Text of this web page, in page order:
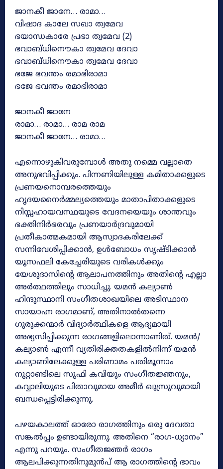
ജാനകീ ജാനേ… രാമാ…
വിഷാദ കാലേ സഖാ ത്വമേവ
ഭയാന്ധകാരേ പ്രഭാ ത്വമേവ (2)
ഭവാബ്ധിനൌകാ ത്വമേവ ദേവാ
ഭവാബ്ധിനൌകാ ത്വമേവ ദേവാ
ഭജേ ഭവന്തം രമാഭിരാമാ
ഭജേ ഭവന്തം രമാഭിരാമാ
ജാനകീ ജാനേ
രാമാ… രാമാ… രാമ രാമ
ജാനകീ ജാനേ… രാമാ…
എന്നൊഴുകിവരുമ്പോൾ അതു നമ്മെ വല്ലാതെ
അനുഭവിപ്പിക്കും. പിന്നണിയിലുള്ള കമിതാക്കളുടെ
പ്രണയനൊമ്പരത്തെയും
ഹൃദയനൈർമ്മല്യത്തെയും മാതാപിതാക്കളുടെ
നിസ്സഹായവസ്ഥയുടെ വേദനയെയും ശാന്തവും
ഭക്തിനിർഭരവും പ്രണയാർദ്രവുമായി
പ്രതീകാത്മകമായി ആസ്വാദകരിലേക്ക്
സന്നിവേശിപ്പിക്കാൻ, ഉൾബോധം സൃഷ്ടിക്കാൻ
യൂസഫലി കേച്ചേരിയുടെ വരികൾക്കും
യേശുദാസിന്റെ ആലാപനത്തിനും അതിന്റെ എല്ലാ
അർത്ഥത്തിലും സാധിച്ചു. യമൻ കല്യാൺ
ഹിന്ദുസ്ഥാനി സംഗീതശാഖയിലെ അടിസ്ഥാന
സായാഹ്ന രാഗമാണ്, അതിനാൽതന്നെ
ഗുരുക്കന്മാർ വിദ്യാർത്ഥികളെ ആദ്യമായി
അഭ്യസിപ്പിക്കുന്ന രാഗങ്ങളിലൊന്നാണിത്. യമൻ/
കല്യാൺ എന്നീ വ്യതിരിക്തതകളിൽനിന്ന് യമൻ
കല്യാണിലേക്കുള്ള പരിണാമം പതിമൂന്നാം
നൂറ്റാണ്ടിലെ സൂഫി കവിയും സംഗീതജ്ഞനും,
കവ്വാലിയുടെ പിതാവുമായ അമീർ ഖുസ്രുവുമായി
ബന്ധപ്പെട്ടിരിക്കുന്നു.
പഴയകാലത്ത് ഓരോ രാഗത്തിനും ഒരു ദേവതാ
സങ്കൽപ്പം ഉണ്ടായിരുന്നു. അതിനെ “രാഗ-ധ്യാനം”
എന്നു പറയും. സംഗീതജ്ഞർ രാഗം
ആലപിക്കുന്നതിനുമുൻപ് ആ രാഗത്തിന്റെ ഭാവം